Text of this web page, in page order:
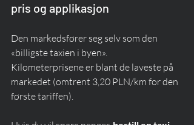
pris og applikasjon
Den markedsfører seg selv som den
«billigste taxien i byen».
Kilometerprisene er blant de laveste på
markedet (omtrent 3,20 PLN/km for den
første tariffen).